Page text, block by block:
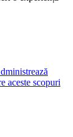
aceste scopuri